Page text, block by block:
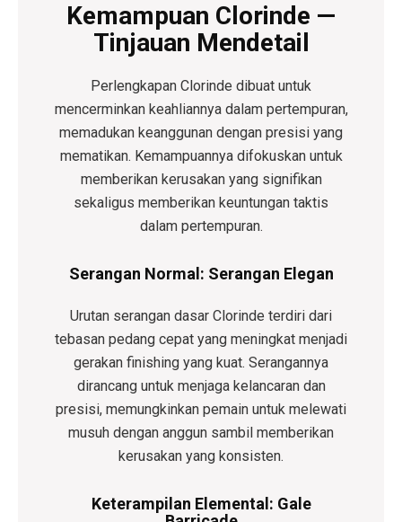
Kemampuan Clorinde —
Tinjauan Mendetail
Perlengkapan Clorinde dibuat untuk
mencerminkan keahliannya dalam pertempuran,
memadukan keanggunan dengan presisi yang
mematikan. Kemampuannya difokuskan untuk
memberikan kerusakan yang signifikan
sekaligus memberikan keuntungan taktis
dalam pertempuran.
Serangan Normal: Serangan Elegan
Urutan serangan dasar Clorinde terdiri dari
tebasan pedang cepat yang meningkat menjadi
gerakan finishing yang kuat. Serangannya
dirancang untuk menjaga kelancaran dan
presisi, memungkinkan pemain untuk melewati
musuh dengan anggun sambil memberikan
kerusakan yang konsisten.
Keterampilan Elemental: Gale